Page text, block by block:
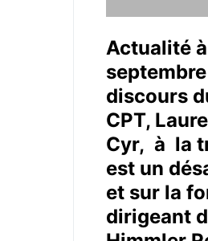
Actualité
discours
CPT,
Cyr, à la
est un
et sur la
dirigeant